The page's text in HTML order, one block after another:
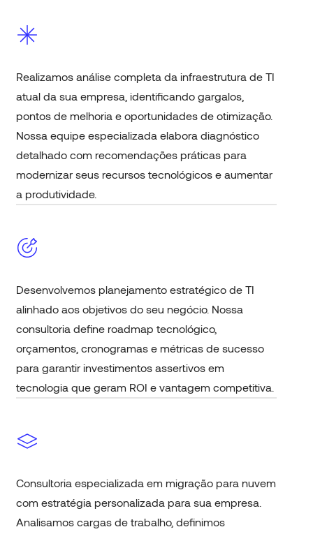
Realizamos análise completa da infraestrutura de TI
atual da sua empresa, identificando gargalos,
pontos de melhoria e oportunidades de otimização.
Nossa equipe especializada elabora diagnóstico
detalhado com recomendações práticas para
modernizar seus recursos tecnológicos e aumentar
a produtividade.
Desenvolvemos planejamento estratégico de TI
alinhado aos objetivos do seu negócio. Nossa
consultoria define roadmap tecnológico,
orçamentos, cronogramas e métricas de sucesso
para garantir investimentos assertivos em
tecnologia que geram ROI e vantagem competitiva.
Consultoria especializada em migração para nuvem
com estratégia personalizada para sua empresa.
Analisamos cargas de trabalho, definimos